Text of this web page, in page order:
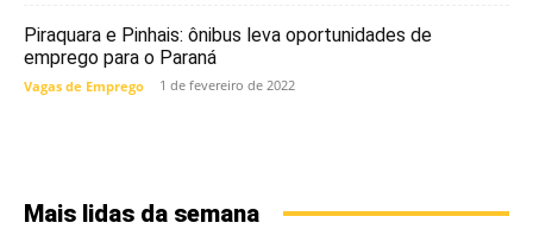
Piraquara e Pinhais: ônibus leva oportunidades de
emprego para o Paraná
Vagas de Emprego 1 de fevereiro de 2022
Mais lidas da semana